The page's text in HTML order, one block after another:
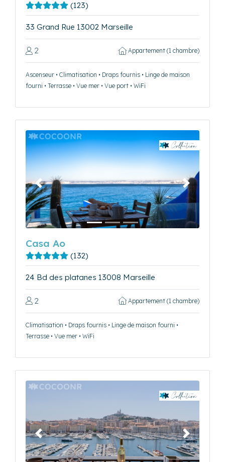
(123)
33 Grand Rue 13002 Marseille
2 Appartement (1 chambre)
Ascenseur • Climatisation • Draps fournis • Linge de maison
fourni • Terrasse • Vue mer • Vue port • WiFi
Précédent Suivant
Casa Ao
(132)
24 Bd des platanes 13008 Marseille
2 Appartement (1 chambre)
Climatisation • Draps fournis • Linge de maison fourni •
Terrasse • Vue mer • WiFi
Précédent Suivant